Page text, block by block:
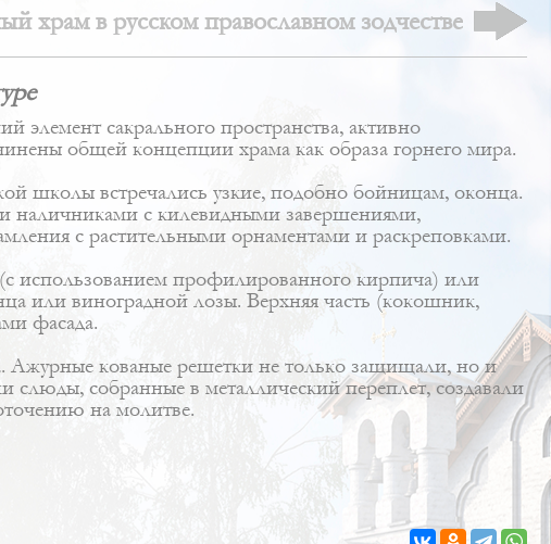
храм в русском православном зодчестве
элемент сакрального пространства, активно
общей концепции храма как образа горнего мира.
школы встречались узкие, подобно бойницам, оконца.
наличниками с килевидными завершениями,
с растительными орнаментами и раскреповками.
использованием профилированного кирпича) или
или виноградной лозы. Верхняя часть (кокошник,
фасада.
Ажурные кованые решетки не только защищали, но и
собранные в металлический переплет, создавали
на молитве.